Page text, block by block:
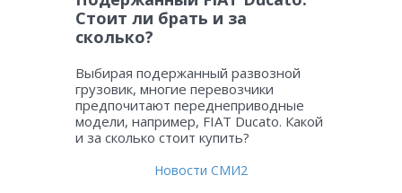
Стоит ли брать и за
сколько?
Выбирая подержанный развозной
грузовик, многие перевозчики
предпочитают переднеприводные
модели, например, FIAT Ducato. Какой
и за сколько стоит купить?
Новости СМИ2